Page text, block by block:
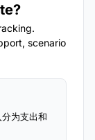
scenario
为支出和